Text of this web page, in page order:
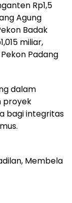
Rp1,5
Agung
Badak
miliar,
Padang
dalam
proyek
bagi integritas
Membela